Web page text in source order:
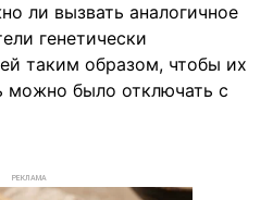
ли вызвать аналогичное
генетически
таким образом, чтобы их
можно было отключать с
РЕКЛАМА